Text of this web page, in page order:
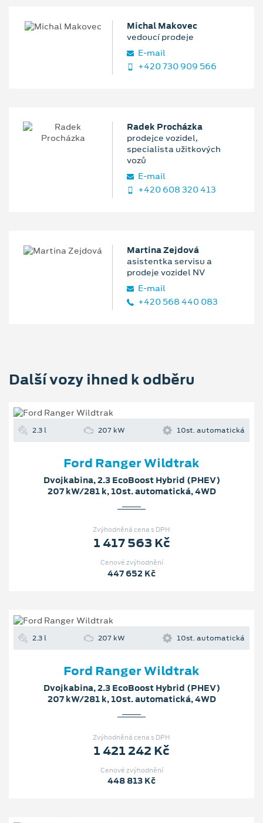
Michal Makovec
vedoucí prodeje
E‑mail
+420 730 909 566
Radek Procházka
prodejce vozidel,
specialista užitkových
vozů
E‑mail
+420 608 320 413
Martina Zejdová
asistentka servisu a
prodeje vozidel NV
E‑mail
+420 568 440 083
Další vozy ihned k odběru
2.3 l 207 kW 10st. automatická
Ford Ranger Wildtrak
Dvojkabina, 2.3 EcoBoost Hybrid (PHEV)
207 kW/281 k, 10st. automatická, 4WD
Zvýhodněná cena s DPH
1 417 563 Kč
Cenové zvýhodnění
447 652 Kč
2.3 l 207 kW 10st. automatická
Ford Ranger Wildtrak
Dvojkabina, 2.3 EcoBoost Hybrid (PHEV)
207 kW/281 k, 10st. automatická, 4WD
Zvýhodněná cena s DPH
1 421 242 Kč
Cenové zvýhodnění
448 813 Kč